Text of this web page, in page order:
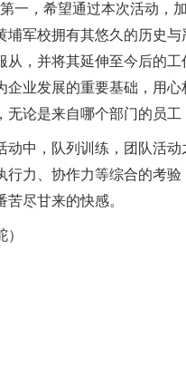
一，希望通过本次活动，
埔军校拥有其悠久的历史
从，并将其延伸至今后的
企业发展的重要基础，用心
无论是来自哪个部门的员
动中，队列训练，团队活
行力、协作力等综合的考
苦尽甘来的快感。
）